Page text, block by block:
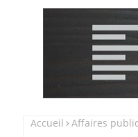
Accueil Affaires